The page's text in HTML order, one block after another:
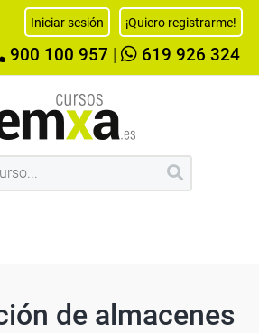
Iniciar sesión ¡Quiero registrarme!
900 100 957 619 926 324
de almacenes